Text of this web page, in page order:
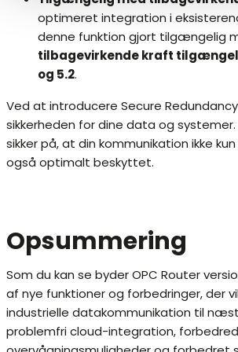
optimeret integration i
denne funktion gjort tilgængelig
tilbagevirkende kraft
og 5.2.
Ved at introducere Secure
sikkerheden for ​​dine data og
sikker på, at din kommunikation ikke
også optimalt beskyttet.
Opsummering
Som du kan se byder OPC Router
af nye funktioner og forbedringer, der
industrielle datakommunikation til
problemfri cloud-integration,